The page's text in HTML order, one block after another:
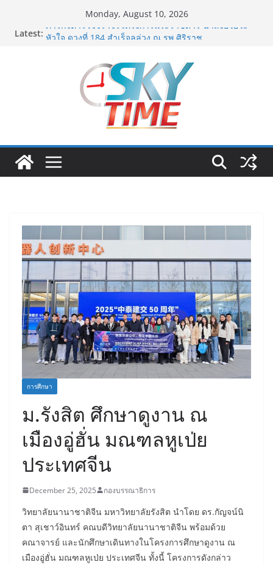
Monday, August 10, 2026
Latest: ภารกิจตำรวจจราจรโครงการพระราชดำริ นำส่งอวัยวะ
ผิว” มอบเอบอนเน่ เดอร์มาโลชั่นยูเรียเข้มข้นแก่ กทม. ส่ง
ต่อพลังความห่วงใยสู่ผู้สูงอายุและกลุ่มเปราะบางที่ประสบ
ภัยทั่วทุกพื้นที่
ททท. ภูมิภาคภาคตะวันออก ชูความสำเร็จ “Agent Fam
Trip: Give & Go East” ปลื้มผู้ประกอบการตอบรับเยี่ยม
พร้อมต่อยอดขายแพ็กเกจ Corporate กระตุ้นเศรษฐกิจ
“เอกนิติ” เตือนบริษัทมหาชนที่ค้างชำระค่าบริการวิชาชีพ
ต้องเปิดเผยข้อมูลทางบัญชีอย่างถูกต้อง ระวังการนำส่งงบ
การเงินต่อ ก.ล.ต. โดยไม่แสดงภาระหนี้ตามข้อเท็จจริง
อาจเข้าข่ายรายงานข้อมูลอันเป็นเท็จ
มวยรอบโกลบอลเฮ้าส์ สู่บัลลังก์โลก 108 ปอนด์ในศึก
มวยไทย SUPER CHAMP
การศึกษา
ม.รังสิต ศึกษาดูงาน ณ
เมืองอู่ฮั่น มณฑลหูเป่ย
ประเทศจีน
December 25, 2025 กองบรรณาธิการ
วิทยาลัยนานาชาติจีน มหาวิทยาลัยรังสิต นำโดย ดร.กัญจน์นิ
ตา สุเชาว์อินทร์ คณบดีวิทยาลัยนานาชาติจีน พร้อมด้วย
คณาจารย์ และนักศึกษาเดินทางในโครงการศึกษาดูงาน ณ
เมืองอู่ฮั่น มณฑลหูเป่ย ประเทศจีน ทั้งนี้ โครงการดังกล่าว